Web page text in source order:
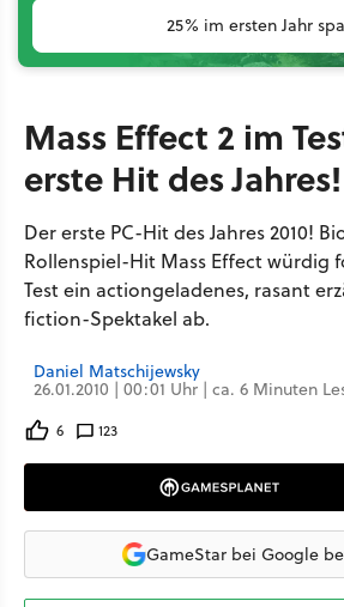
25% im ersten Jahr
Mass Effect 2 im
erste Hit des Jahres!
Der erste PC-Hit des Jahres 2010!
Rollenspiel-Hit Mass Effect würdig
Test ein actiongeladenes, rasant
fiction-Spektakel ab.
Daniel Matschijewsky
26.01.2010 | 00:01 Uhr | ca. 6 Minuten
6 123
GameStar bei Google